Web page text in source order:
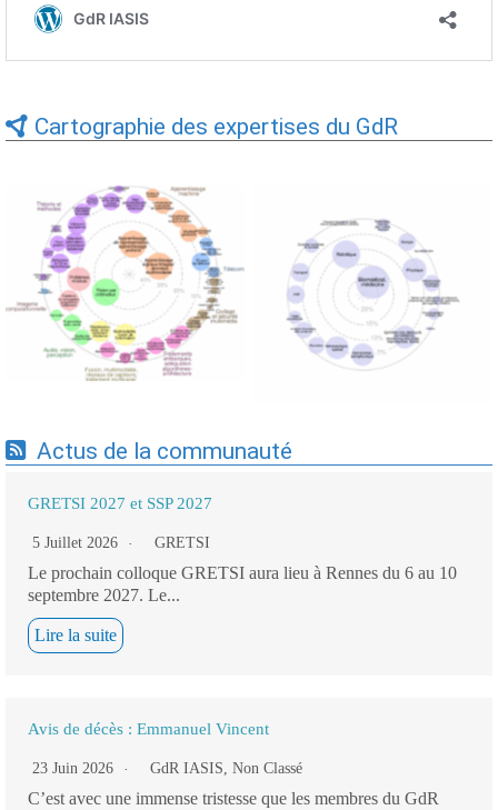
Cartographie des expertises du GdR
Expertises du GdR -
cartographie par Axes -
19/09/2025
Expertises du GdR -
cartographie par mots-clés
applicatifs - 19/09/2025
Actus de la communauté
GRETSI 2027 et SSP 2027
5 Juillet 2026 GRETSI
Le prochain colloque GRETSI aura lieu à Rennes du 6 au 10
septembre 2027. Le...
Lire la suite
Avis de décès : Emmanuel Vincent
23 Juin 2026 GdR IASIS, Non Classé
C’est avec une immense tristesse que les membres du GdR